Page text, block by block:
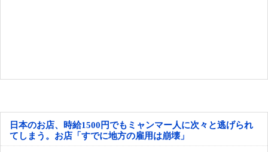
日本のお店、時給1500円でもミャンマー人に次々と逃げられ
てしまう。お店「すでに地方の雇用は崩壊」